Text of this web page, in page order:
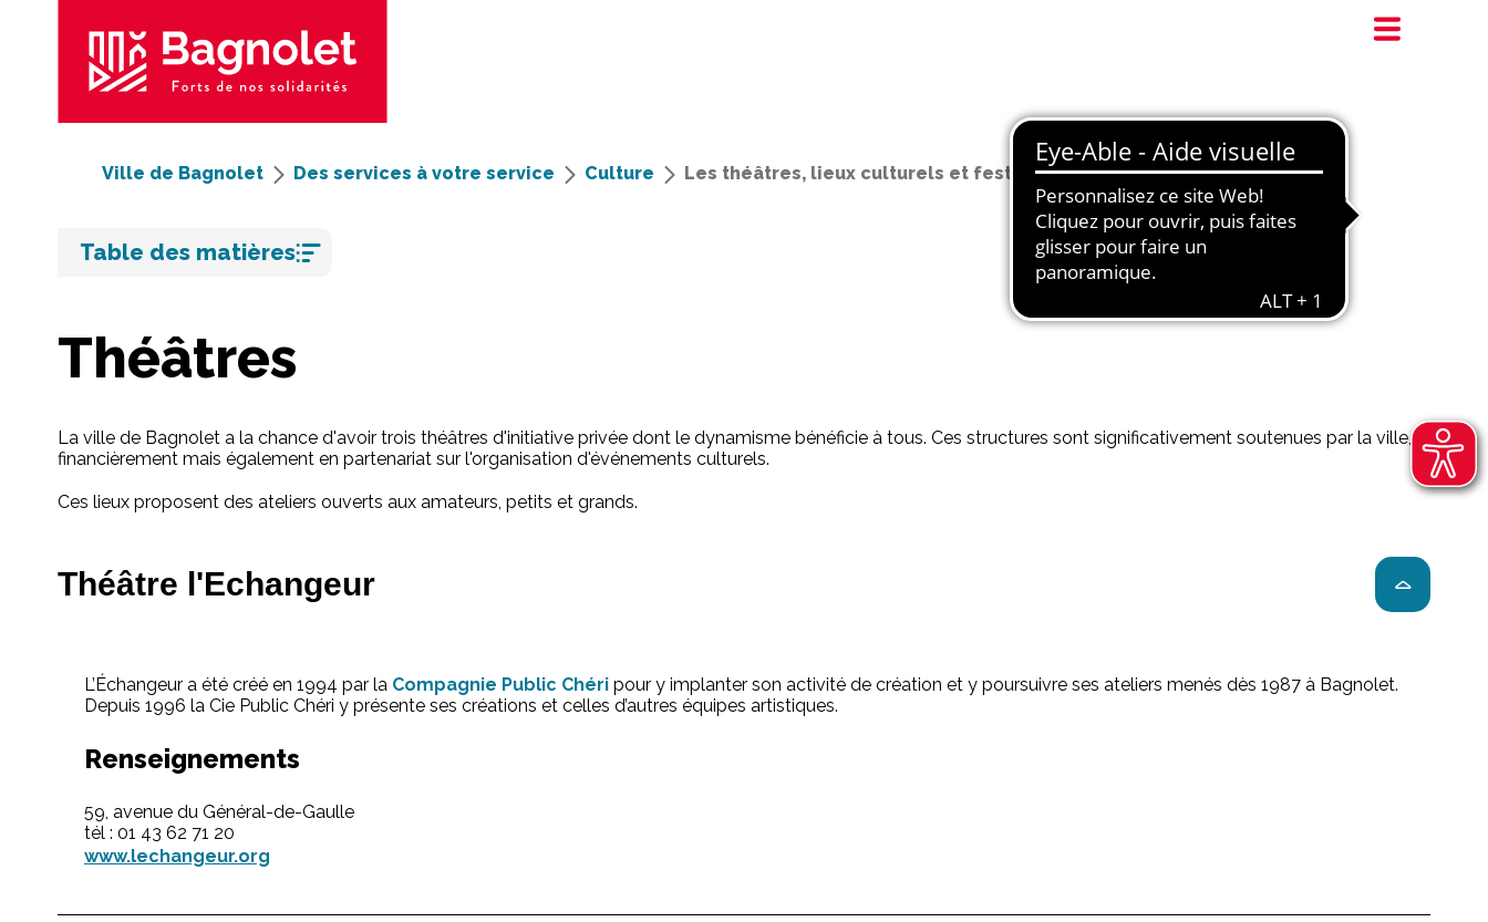
Ville de Bagnolet Des services à votre service Culture Les théâtres, lieux culturels et festivals
Théâtres
La ville de Bagnolet a la chance d'avoir trois théâtres d'initiative privée dont le dynamisme bénéficie à tous. Ces structures sont significativement soutenues par la ville,
financièrement mais également en partenariat sur l'organisation d'événements culturels.
Ces lieux proposent des ateliers ouverts aux amateurs, petits et grands.
Théâtre l'Echangeur
L’Échangeur a été créé en 1994 par la Compagnie Public Chéri pour y implanter son activité de création et y poursuivre ses ateliers menés dès 1987 à Bagnolet.
Depuis 1996 la Cie Public Chéri y présente ses créations et celles d’autres équipes artistiques.
Renseignements
59, avenue du Général-de-Gaulle
tél : 01 43 62 71 20
www.lechangeur.org
Table des matières